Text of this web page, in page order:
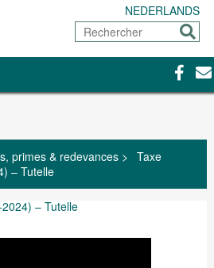
NEDERLANDS
Rechercher
primes & redevances> Taxe
– Tutelle
– Tutelle